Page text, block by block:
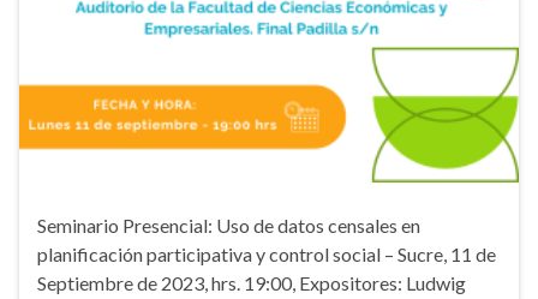
Seminario Presencial: Uso de datos censales en
planificación participativa y control social – Sucre, 11 de
Septiembre de 2023, hrs. 19:00, Expositores: Ludwig